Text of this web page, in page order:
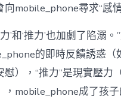
mobile_phone尋求“感
’和‘推力’也加劇了陷溺。
的即時反饋誘惑（
），“推力”是現實壓力
，mobile_phone成了孩子